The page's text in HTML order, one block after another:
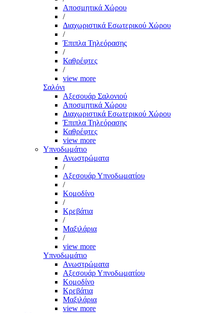
Αποσμητικά Χώρου
/
Διαχωριστικά Εσωτερικού Χώρου
/
Έπιπλα Τηλεόρασης
/
Καθρέφτες
/
view more
Σαλόνι
Αξεσουάρ Σαλονιού
Αποσμητικά Χώρου
Διαχωριστικά Εσωτερικού Χώρου
Έπιπλα Τηλεόρασης
Καθρέφτες
view more
Υπνοδωμάτιο
Ανωστρώματα
/
Αξεσουάρ Υπνοδωματίου
/
Κομοδίνο
/
Κρεβάτια
/
Μαξιλάρια
/
view more
Υπνοδωμάτιο
Ανωστρώματα
Αξεσουάρ Υπνοδωματίου
Κομοδίνο
Κρεβάτια
Μαξιλάρια
view more